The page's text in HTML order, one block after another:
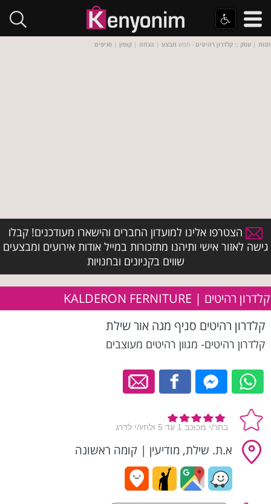
חנות | עסק :: קלדרון רהיטים - חפש מבצע | הנחה | קופון | סניפים
הצטרפו אלינו למועדון החברים והישארו מעודכנים! קבלו
גישה לאזור אישי ותיהנו מתזכורות במייל אודות אירועים ומבצעים
שווים בקניונים ובחנויות
קלדרון רהיטים | KALDERON FERNITURE
קלדרון רהיטים סניף מגה אור שילת
קלדרון רהיטים- מגוון רהיטים מעוצבים
א.ת. שילת, מודיעין | קומה ראשונה